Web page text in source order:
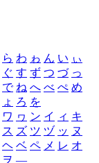
ら わ ゎ ん い ぃ
ぐ す ず つ づ っ
で ね へ べ ぺ め
ょ ろ を
ワ ヮ ン イ ィ キ
ス ズ ツ ヅ ッ ヌ
ヘ ベ ペ メ レ オ
ヲ ―